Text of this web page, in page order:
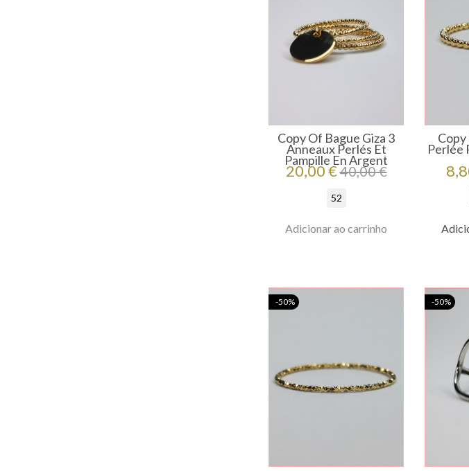
Copy Of Bague Giza 3
Anneaux Perlés Et
Pampille En Argent
Preço
20,00 €Preço
regular
40,00 €
52
Adicionar ao carrinho
Perlée
-50% -50%